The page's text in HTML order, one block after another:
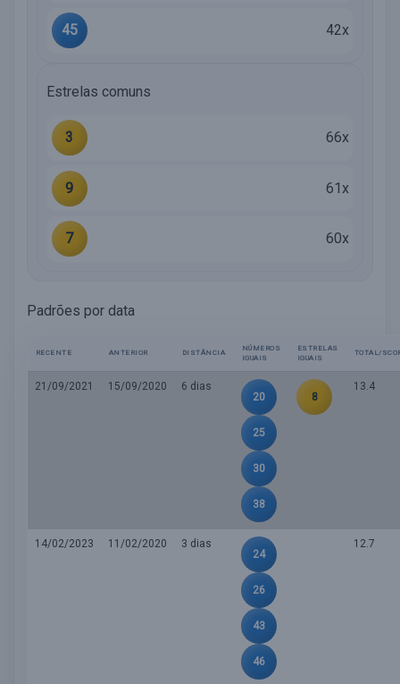
45 42x
Estrelas comuns
3 66x
9 61x
7 60x
Padrões por data
RECENTE ANTERIOR DISTÂNCIA
NÚMEROS
IGUAIS
ESTRELAS
IGUAIS
TOTAL/
21/09/2021 15/09/2020
6 dias
20
25
30
38
8
13.4
14/02/2023 11/02/2020
3 dias
24
26
43
46
12.7